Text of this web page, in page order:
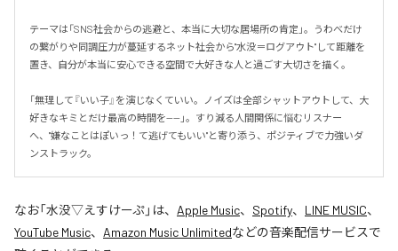
テーマは「SNS社会からの逃避と、本当に大切な居場所の肯定」。うわべだけ
の繋がりや同調圧力が蔓延するネット社会から"水没＝ログアウト"して距離を
置き、自分が本当に安心できる空間で大好きな人と過ごす大切さを描く。
「無理して『いい子』を演じなくていい。ノイズは全部シャットアウトして、大
好きなキミとだけ最高の時間を——」。すり減る人間関係に悩むリスナー
へ、"嫌なことはぽいっ！て逃げてもいい"と寄り添う、ポジティブで力強いダ
ンストラック。
なお「水没▽えすけーぷ」は、 Apple Music、 Spotify、 LINE MUSIC、
YouTube Music、 Amazon Music Unlimitedなどの音楽配信サービスで